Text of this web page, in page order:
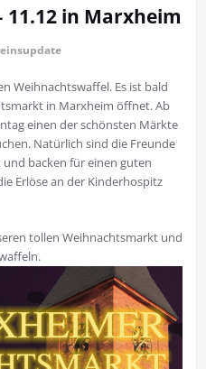
11.12 in Marxheim
Weihnachtswaffel. Es ist bald
in Marxheim öffnet. Ab
einen der schönsten Märkte
Natürlich sind die Freunde
backen für einen guten
Erlöse an der Kinderhospitz
tollen Weihnachtsmarkt und